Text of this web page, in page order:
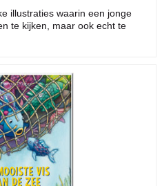
illustraties waarin een jonge
te kijken, maar ook echt te